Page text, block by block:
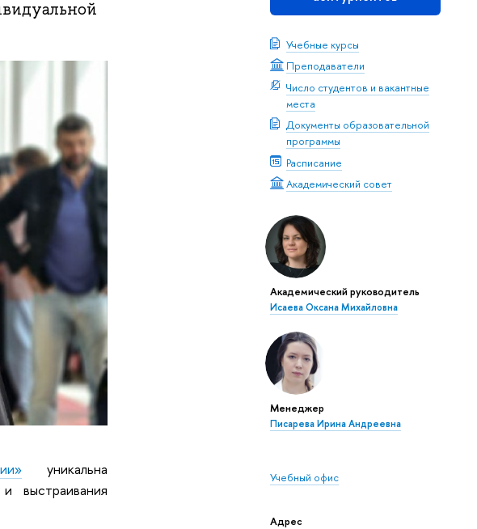
Учебные курсы
Преподаватели
Число студентов и вакантные
места
Документы образовательной
программы
Расписание
Академический совет
Академический руководитель
Исаева Оксана Михайловна
Менеджер
Писарева Ирина Андреевна
Учебный офис
Адрес
уникальна
выстраивания